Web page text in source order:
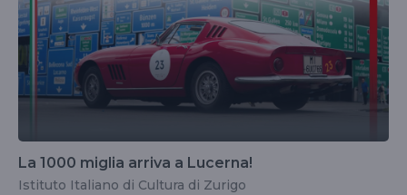
La 1000 miglia arriva a Lucerna!
Istituto Italiano di Cultura di Zurigo